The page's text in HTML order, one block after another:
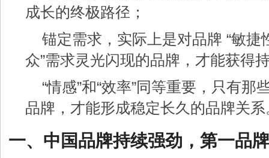
成长的终极路径；
锚定需求，实际上是对品牌 “敏捷
众”需求灵光闪现的品牌，才能获得
“情感”和“效率”同等重要，只有
品牌，才能形成稳定长久的品牌关系
一、中国品牌持续强劲，第一品